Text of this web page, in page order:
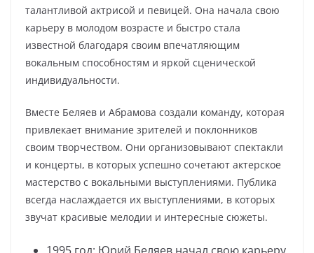
талантливой актрисой и певицей. Она начала свою
карьеру в молодом возрасте и быстро стала
известной благодаря своим впечатляющим
вокальным способностям и яркой сценической
индивидуальности.
Вместе Беляев и Абрамова создали команду, которая
привлекает внимание зрителей и поклонников
своим творчеством. Они организовывают спектакли
и концерты, в которых успешно сочетают актерское
мастерство с вокальными выступлениями. Публика
всегда наслаждается их выступлениями, в которых
звучат красивые мелодии и интересные сюжеты.